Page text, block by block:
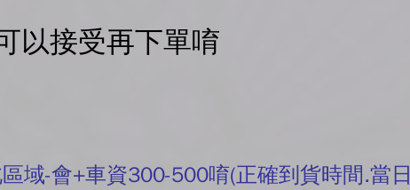
以接受再下單唷
域-會+車資300-500唷(正確到貨時間.當日